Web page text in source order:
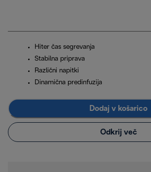
Hiter čas segrevanja
Stabilna priprava
Različni napitki
Dinamična predinfuzija
Dodaj v košarico
Odkrij več